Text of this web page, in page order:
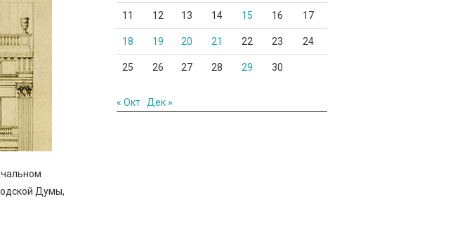
Думы,
11 12 13 14 15 16 17
18 19 20 21 22 23 24
25 26 27 28 29 30
« Окт Дек »